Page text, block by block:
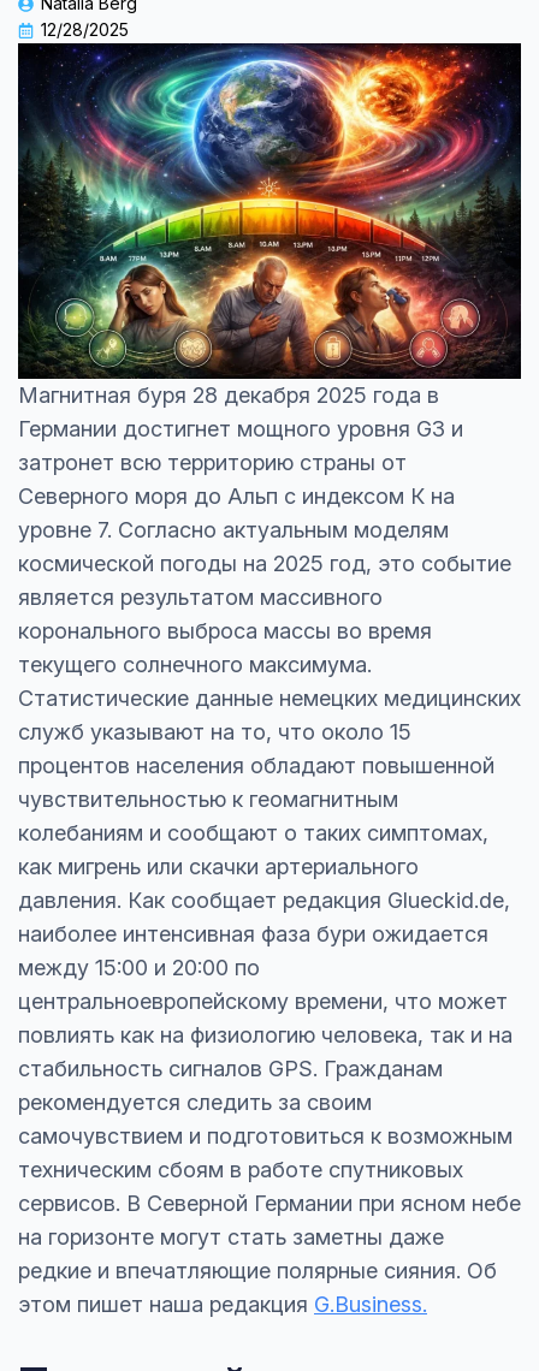
12/28/2025
Магнитная буря 28 декабря 2025 года в
Германии достигнет мощного уровня G3 и
затронет всю территорию страны от
Северного моря до Альп с индексом К на
уровне 7. Согласно актуальным моделям
космической погоды на 2025 год, это событие
является результатом массивного
коронального выброса массы во время
текущего солнечного максимума.
Статистические данные немецких медицинских
служб указывают на то, что около 15
процентов населения обладают повышенной
чувствительностью к геомагнитным
колебаниям и сообщают о таких симптомах,
как мигрень или скачки артериального
давления. Как сообщает редакция Glueckid.de,
наиболее интенсивная фаза бури ожидается
между 15:00 и 20:00 по
центральноевропейскому времени, что может
повлиять как на физиологию человека, так и на
стабильность сигналов GPS. Гражданам
рекомендуется следить за своим
самочувствием и подготовиться к возможным
техническим сбоям в работе спутниковых
сервисов. В Северной Германии при ясном небе
на горизонте могут стать заметны даже
редкие и впечатляющие полярные сияния. Об
этом пишет наша редакция G.Business.